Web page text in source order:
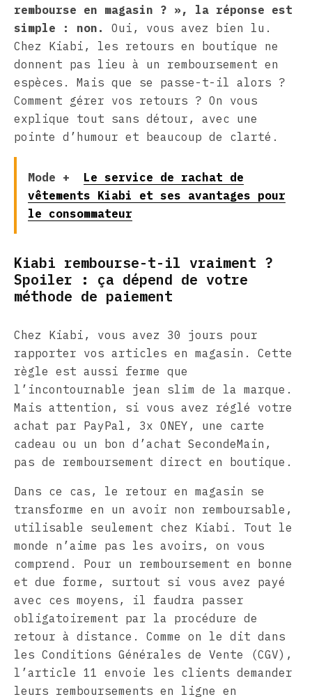
rembourse en magasin ? », la réponse est
simple : non.
Oui, vous avez bien lu.
Chez Kiabi, les retours en boutique ne
donnent pas lieu à un remboursement en
espèces. Mais que se passe-t-il alors ?
Comment gérer vos retours ? On vous
explique tout sans détour, avec une
pointe d’humour et beaucoup de clarté.
Mode +
Le service de rachat de
vêtements Kiabi et ses avantages pour
le consommateur
Kiabi rembourse-t-il vraiment ?
Spoiler : ça dépend de votre
méthode de paiement
Chez Kiabi, vous avez 30 jours pour
rapporter vos articles en magasin. Cette
règle est aussi ferme que
l’incontournable jean slim de la marque.
Mais attention, si vous avez réglé votre
achat par PayPal, 3x ONEY, une carte
cadeau ou un bon d’achat SecondeMain,
pas de remboursement direct en boutique.
Dans ce cas, le retour en magasin se
transforme en un avoir non remboursable,
utilisable seulement chez Kiabi. Tout le
monde n’aime pas les avoirs, on vous
comprend. Pour un remboursement en bonne
et due forme, surtout si vous avez payé
avec ces moyens, il faudra passer
obligatoirement par la procédure de
retour à distance. Comme on le dit dans
les Conditions Générales de Vente (CGV),
l’article 11 envoie les clients demander
leurs remboursements en ligne en